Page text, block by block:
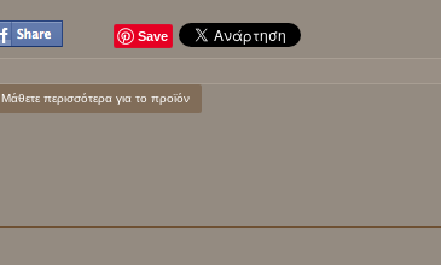
Save
Μάθετε περισσότερα για το προϊόν